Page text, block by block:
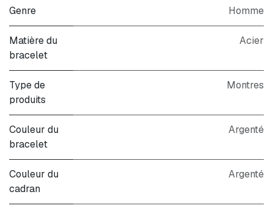
Genre Homme
Matière du
bracelet
Acier
Type de
produits
Montres
Couleur du
bracelet
Argenté
Couleur du
cadran
Argenté